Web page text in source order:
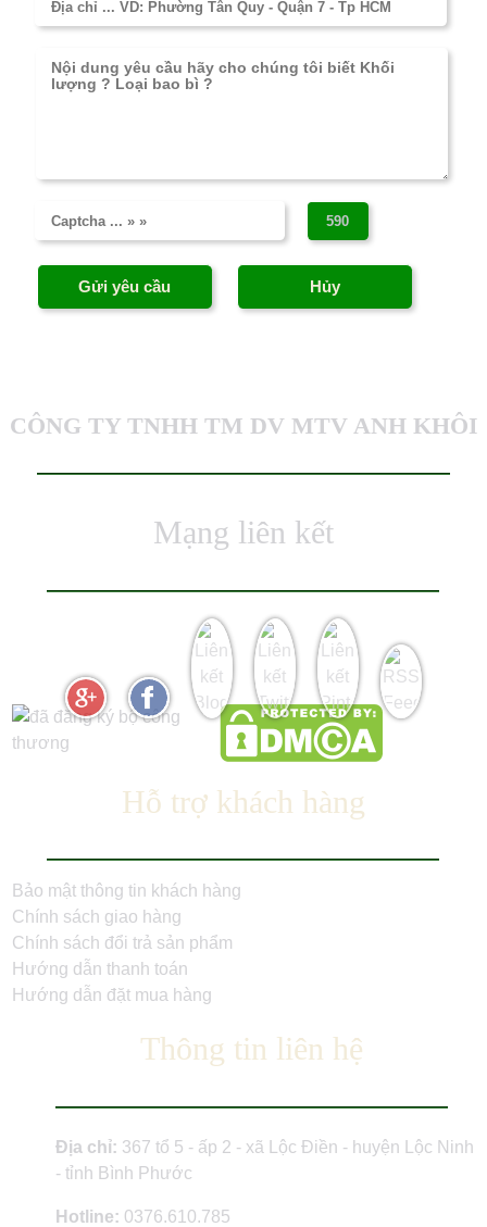
CÔNG TY TNHH TM DV MTV ANH KHÔI
Mạng liên kết
Hỗ trợ khách hàng
Bảo mật thông tin khách hàng
Chính sách giao hàng
Chính sách đổi trả sản phẩm
Hướng dẫn thanh toán
Hướng dẫn đặt mua hàng
Thông tin liên hệ
Địa chỉ: 367 tổ 5 - ấp 2 - xã Lộc Điền - huyện Lộc Ninh
- tỉnh Bình Phước
Hotline: 0376.610.785